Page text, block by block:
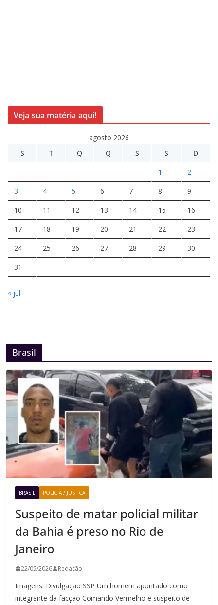
Veja sua matéria aqui!
agosto 2026
S
T Q Q S S D
1 2
3 4 5 6 7 8 9
10 11 12 13 14 15 16
17 18 19 20 21 22 23
24 25 26 27 28 29 30
31
« jul
Brasil
BRASIL POLICIA / JUSTIÇA
Suspeito de matar policial militar
da Bahia é preso no Rio de
Janeiro
22/05/2026 Redação
Imagens: Divulgação SSP Um homem apontado como
integrante da facção Comando Vermelho e suspeito de